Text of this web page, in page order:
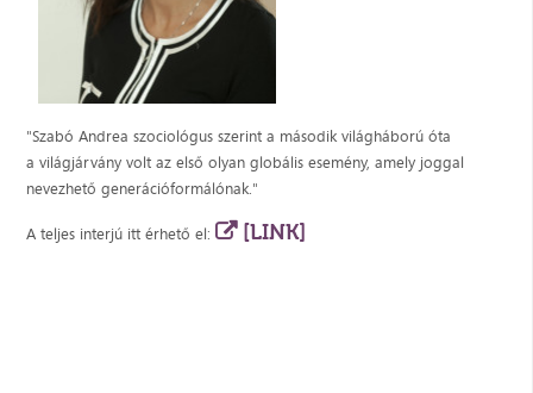
"Szabó Andrea szociológus szerint a második világháború óta
a világjárvány volt az első olyan globális esemény, amely joggal
nevezhető generációformálónak."
A teljes interjú itt érhető el: [LINK]